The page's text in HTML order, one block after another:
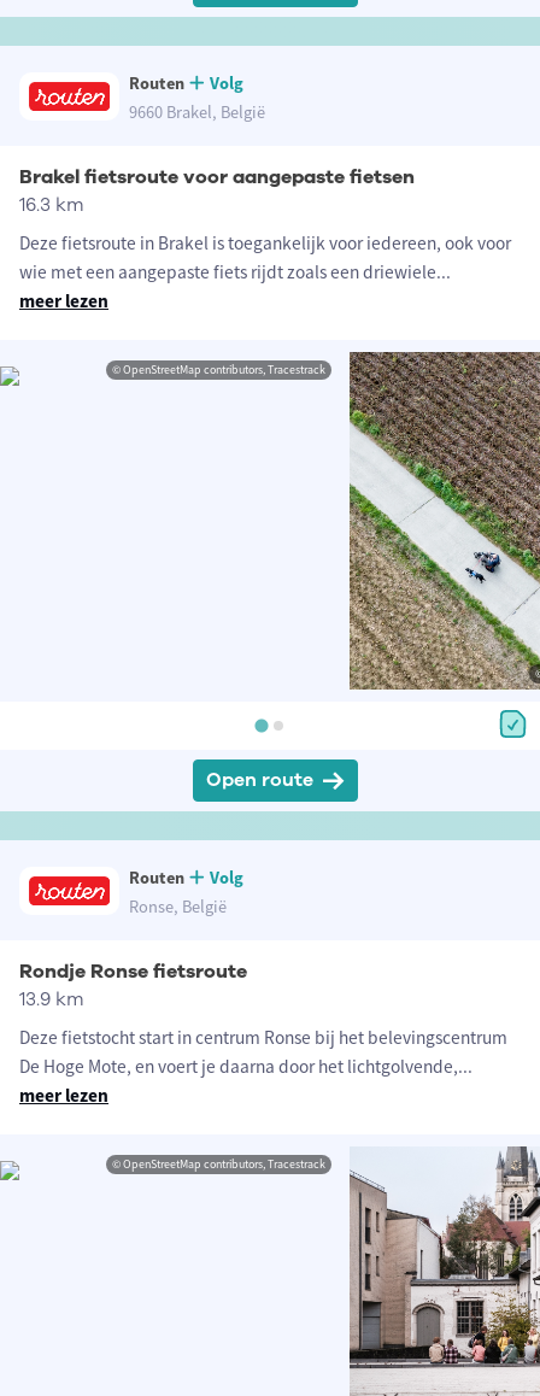
Routen
Volg
9660 Brakel, België
Brakel fietsroute voor aangepaste fietsen
16.3 km
Deze fietsroute in Brakel is toegankelijk voor iedereen, ook voor
wie met een aangepaste fiets rijdt zoals een driewiele...
meer lezen
© OpenStreetMap contributors, Tracestrack
Open route
Routen
Volg
Ronse, België
Rondje Ronse fietsroute
13.9 km
Deze fietstocht start in centrum Ronse bij het belevingscentrum
De Hoge Mote, en voert je daarna door het lichtgolvende,...
meer lezen
© OpenStreetMap contributors, Tracestrack